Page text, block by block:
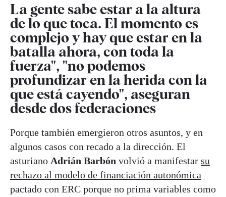
La gente sabe estar a la altura
de lo que toca. El momento es
complejo y hay que estar en la
batalla ahora, con toda la
fuerza", "no podemos
profundizar en la herida con la
que está cayendo", aseguran
desde dos federaciones
Porque también emergieron otros asuntos, y en
algunos casos con recado a la dirección. El
asturiano Adrián Barbón volvió a manifestar su
rechazo al modelo de financiación autonómica
pactado con ERC porque no prima variables como